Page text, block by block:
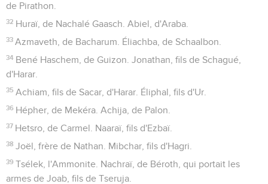
de Pirathon.
32 Huraï, de Nachalé Gaasch. Abiel, d'Araba.
33 Azmaveth, de Bacharum. Éliachba, de Schaalbon.
34 Bené Haschem, de Guizon. Jonathan, fils de Schagué,
d'Harar.
35 Achiam, fils de Sacar, d'Harar. Éliphal, fils d'Ur.
36 Hépher, de Mekéra. Achija, de Palon.
37 Hetsro, de Carmel. Naaraï, fils d'Ezbaï.
38 Joël, frère de Nathan. Mibchar, fils d'Hagri.
39 Tsélek, l'Ammonite. Nachraï, de Béroth, qui portait les
armes de Joab, fils de Tseruja.